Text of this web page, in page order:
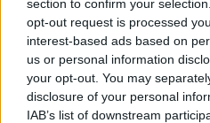
section to confirm your
opt-out request is processed
interest-based ads based on
us or personal information
your opt-out. You may
disclosure of your personal
IAB’s list of downstream